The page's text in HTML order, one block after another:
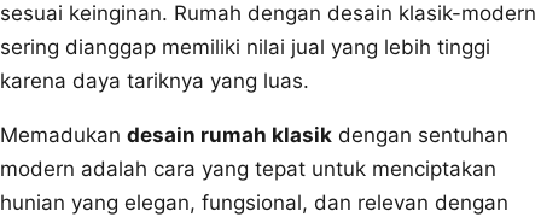
sesuai keinginan. Rumah dengan desain klasik-modern
sering dianggap memiliki nilai jual yang lebih tinggi
karena daya tariknya yang luas.
Memadukan desain rumah klasik dengan sentuhan
modern adalah cara yang tepat untuk menciptakan
hunian yang elegan, fungsional, dan relevan dengan